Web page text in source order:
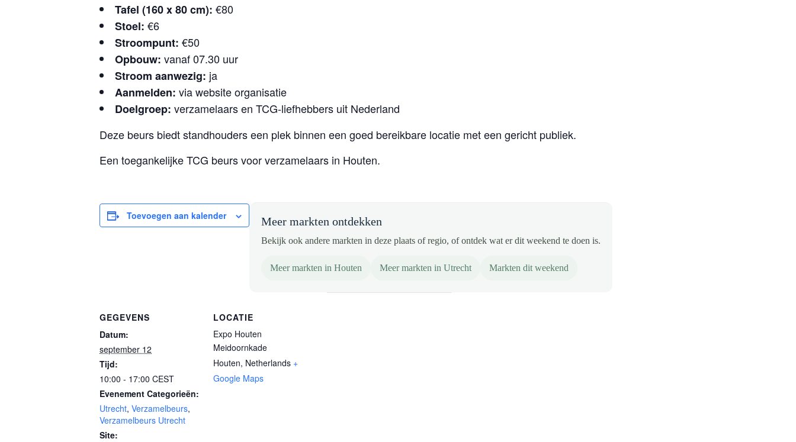
Tafel (160 x 80 cm): €80
Stoel: €6
Stroompunt: €50
Opbouw: vanaf 07.30 uur
Stroom aanwezig: ja
Aanmelden: via website organisatie
Doelgroep: verzamelaars en TCG-liefhebbers uit Nederland
Deze beurs biedt standhouders een plek binnen een goed bereikbare locatie met een gericht publiek.
Een toegankelijke TCG beurs voor verzamelaars in Houten.
Toevoegen aan kalender Meer markten ontdekken
Bekijk ook andere markten in deze plaats of regio, of ontdek wat er dit weekend te doen is.
Meer markten in Houten Meer markten in Utrecht Markten dit weekend
GEGEVENS
Datum:
september 12
Tijd:
10:00 - 17:00 CEST
Evenement Categorieën:
Utrecht, Verzamelbeurs,
Verzamelbeurs Utrecht
Site:
LOCATIE
Expo Houten
Meidoornkade
Houten, Netherlands +
Google Maps